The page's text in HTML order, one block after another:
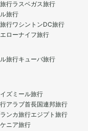
行ラスベガス旅行
旅行
行ワシントンDC旅行
ローナイフ旅行
旅行キューバ旅行
イズミール旅行
アラブ首長国連邦旅行
ンカ旅行エジプト旅行
ケニア旅行